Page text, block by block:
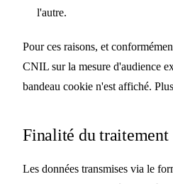
l'autre.
Pour ces raisons, et
CNIL sur la mesure d'audience
bandeau cookie n'est affiché.
Finalité du traitement
Les données transmises via le